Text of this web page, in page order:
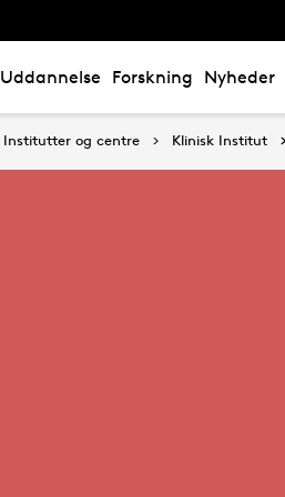
Uddannelse Forskning Nyheder
Institutter og centre Klinisk Institut